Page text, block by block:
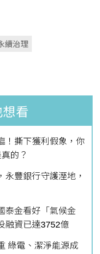
續治理
看
！撕下獲利假象，你
的？
豐銀行守護溼地，
泰金看好「氣候金
融資已達3752億
綠電、潔淨能源成